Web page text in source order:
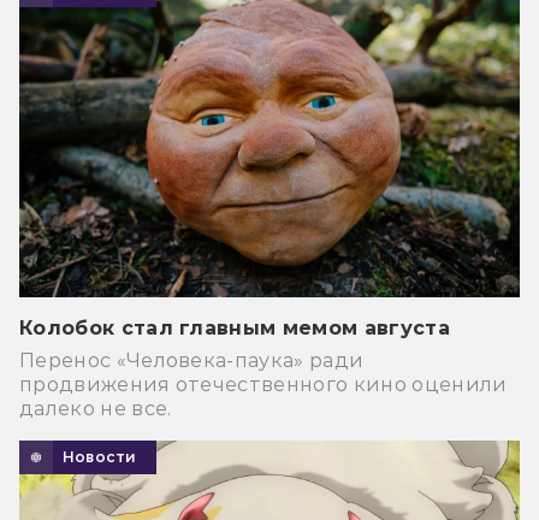
Колобок стал главным мемом августа
Перенос «Человека-паука» ради
продвижения отечественного кино оценили
далеко не все.
Новости